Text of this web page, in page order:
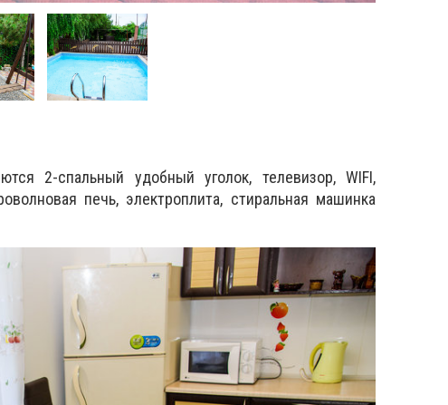
2-спальный удобный уголок, телевизор, WIFI,
печь, электроплита, стиральная машинка